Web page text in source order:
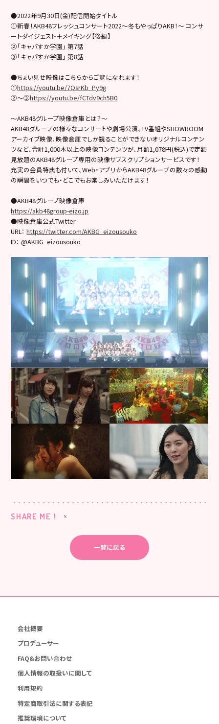
●2022年9月30日(金)配信開始タイトル
①新春！AKB48フレッシュコンサート2022〜冬もやっぱりAKB！〜 コンサ
ートダイジェスト＋メイキング【後編】
②「キャバすか学園」 第7話
③「キャバすか学園」 第8話
●ちょい見せ映像はこちらからご覧になれます！
①https://youtu.be/7QsrKb_Py9g
②〜③https://youtu.be/fCTdv9ch5B0
～AKB48グループ映像倉庫とは？～
AKB48グループの様々なコンサートや劇場公演、TV番組やSHOWROOM
アーカイブ映像、映像倉庫でしか観ることができないオリジナルコンテン
ツなど、合計1,000本以上の映像コンテンツが、月額1,078円(税込)で定額
見放題のAKB48グループ専用の映像サブスクリプションサービスです！
充実の会員特典も付いて、Web・アプリからAKB48グループの数々の感動
の瞬間をいつでも・どこでもお楽しみいただけます！
●AKB48グループ映像倉庫
https://akb48group-eizo.jp
●映像倉庫公式Twitter
URL：https://twitter.com/AKBG_eizousouko
ID： @AKBG_eizousouko
SHARE ME !
一覧に戻る
会社概要
プロデューサー
FAQ&お問い合わせ
個人情報の取扱いに関して
利用規約
特定商取引法に関する表記
推奨環境について